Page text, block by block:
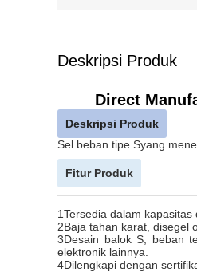
Deskripsi Produk
Direct
Deskripsi Produk
Sel beban tipe Syang
Fitur Produk
1Tersedia dalam kapasitas
2Baja tahan karat, disegel
3Desain balok S, beban
elektronik lainnya.
4Dilengkapi dengan